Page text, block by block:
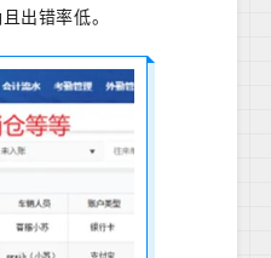
出错率低。